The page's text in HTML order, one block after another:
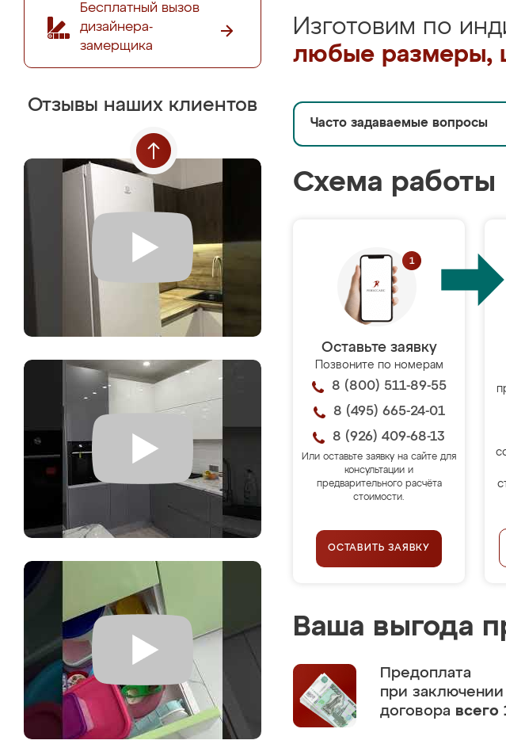
Бесплатный вызов
дизайнера-
замерщика
Отзывы наших клиентов
Изготовим по
любые размеры,
Часто задаваемые вопросы
Схема работы
Оставьте заявку
Позвоните по номерам
8 (800) 511-89-55
8 (495) 665-24-01
8 (926) 409-68-13
Или оставьте заявку на сайте для
консультации и
предварительного расчёта
стоимости.
ОСТАВИТЬ ЗАЯВКУ
Ваша выгода
Предоплата
при заключении
договора всего